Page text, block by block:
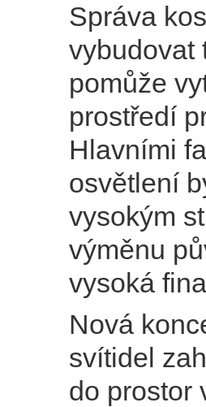
Správa
vybudovat
pomůže
prostředí
Hlavními
osvětlení
vysokým
výměnu
vysoká
Nová
svítidel
do prostor